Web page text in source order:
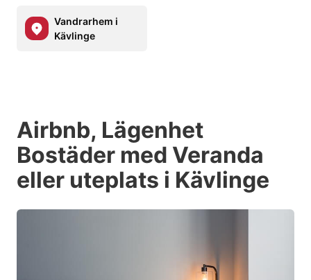
Vandrarhem i
Kävlinge
Airbnb, Lägenhet
Bostäder med Veranda
eller uteplats i Kävlinge